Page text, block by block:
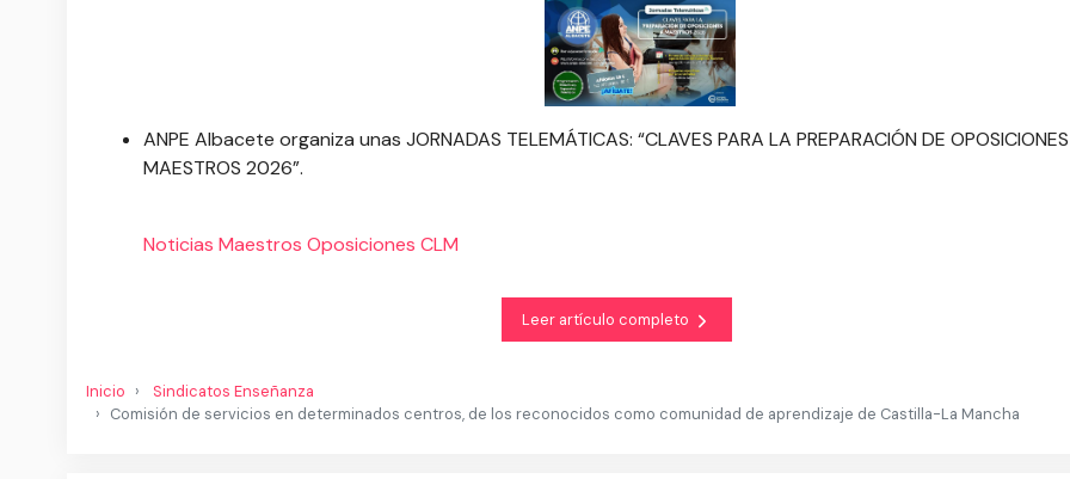
ANPE Albacete organiza unas JORNADAS TELEMÁTICAS: “CLAVES PARA LA PREPARACIÓN DE
MAESTROS 2026”.
Noticias Maestros Oposiciones CLM
Leer artículo completo
Inicio
Sindicatos Enseñanza
Comisión de servicios en determinados centros, de los reconocidos como comunidad de aprendizaje de Castilla-La Mancha